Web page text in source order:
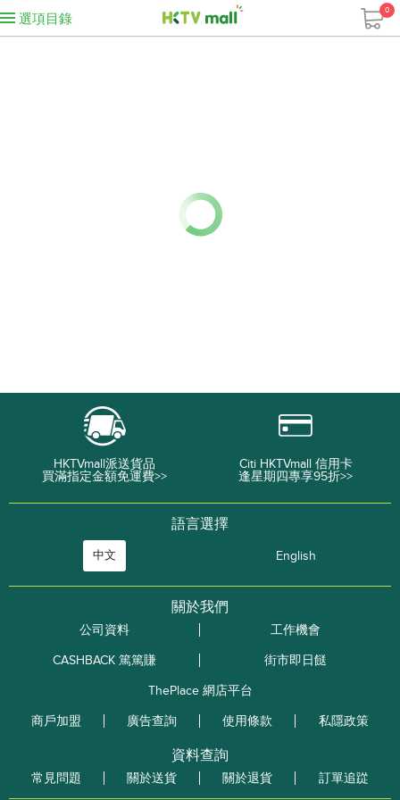
選項目錄
0
HKTVmall派送貨品
買滿指定金額免運費>>
Citi HKTVmall 信用卡
逢星期四專享95折>>
語言選擇
中文 English
關於我們
公司資料
工作機會
CASHBACK 篤篤賺
街市即日餸
ThePlace 網店平台
商戶加盟
廣告查詢 使用條款 私隱政策
資料查詢
常見問題 關於送貨 關於退貨 訂單追踨